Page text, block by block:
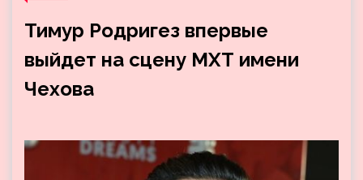
Тимур Родригез впервые
выйдет на сцену МХТ имени
Чехова